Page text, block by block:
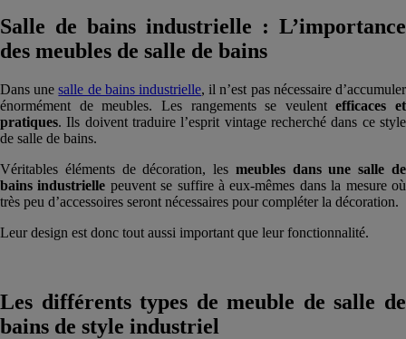
Salle de bains industrielle : L’importance
des meubles de salle de bains
Dans unesalle de bains industrielle, il n’est pas nécessaire d’accumuler
énormément de meubles. Les rangements se veulentefficaces et
pratiques. Ils doivent traduire l’esprit vintage recherché dans ce style
de salle de bains.
Véritables éléments de décoration, les meubles dans une salle de
bains industrielle peuvent se suffire à eux-mêmes dans la mesure où
très peu d’accessoires seront nécessaires pour compléter la décoration.
Leur design est donc tout aussi important que leur fonctionnalité.
Les différents types de meuble de salle de
bains de style industriel